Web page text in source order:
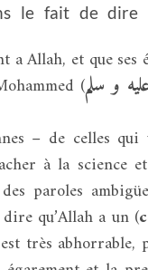
le fait de dire
a Allah, et que ses
(و سلم
– de celles
à la science
des paroles
qu’Allah a un (
très abhorrable,